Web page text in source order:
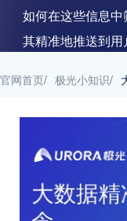
如何在这些信息
其精准地推送到
官网首页/ 极光小知识/